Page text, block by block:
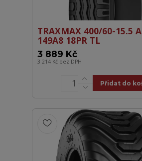
TRAXMAX 400/60-15.5
149A8 18PR TL
3 889 Kč
3 214 Kč bez DPH
Přidat do